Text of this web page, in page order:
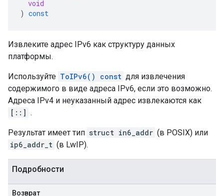
void
) const
Извлеките адрес IPv6 как структуру данных
платформы.
Используйте ToIPv6() const для извлечения
содержимого в виде адреса IPv6, если это возможно.
Адреса IPv4 и неуказанный адрес извлекаются как
[::] .
Результат имеет тип struct in6_addr (в POSIX) или
ip6_addr_t (в LwIP).
Подробности
Возврат